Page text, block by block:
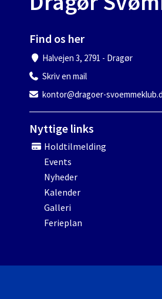
Find os her
Halvejen 3, 2791 - Dragør
Skriv en mail
kontor@dragoer-
Nyttige links
Holdtilmelding
Events
Nyheder
Kalender
Galleri
Ferieplan